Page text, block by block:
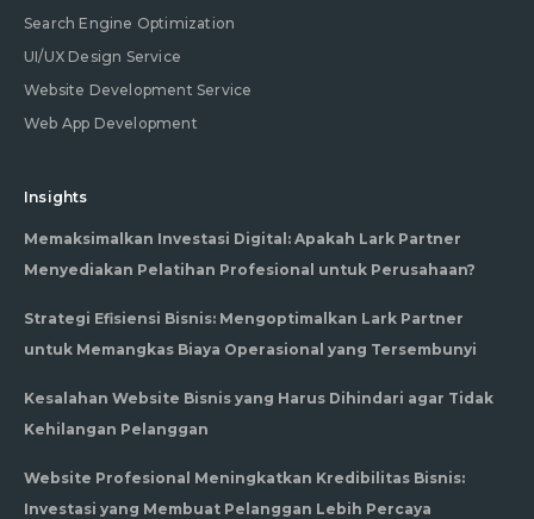
Search Engine Optimization
UI/UX Design Service
Website Development Service
Web App Development
Insights
Memaksimalkan Investasi Digital: Apakah Lark Partner
Menyediakan Pelatihan Profesional untuk Perusahaan?
Strategi Efisiensi Bisnis: Mengoptimalkan Lark Partner
untuk Memangkas Biaya Operasional yang Tersembunyi
Kesalahan Website Bisnis yang Harus Dihindari agar Tidak
Kehilangan Pelanggan
Website Profesional Meningkatkan Kredibilitas Bisnis:
Investasi yang Membuat Pelanggan Lebih Percaya